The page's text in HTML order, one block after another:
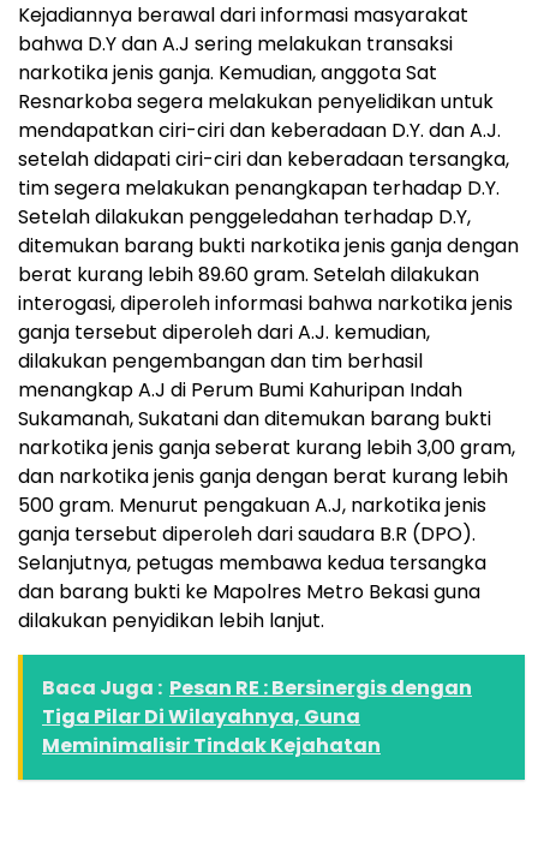
Kejadiannya berawal dari informasi masyarakat
bahwa D.Y dan A.J sering melakukan transaksi
narkotika jenis ganja. Kemudian, anggota Sat
Resnarkoba segera melakukan penyelidikan untuk
mendapatkan ciri-ciri dan keberadaan D.Y. dan A.J.
setelah didapati ciri-ciri dan keberadaan tersangka,
tim segera melakukan penangkapan terhadap D.Y.
Setelah dilakukan penggeledahan terhadap D.Y,
ditemukan barang bukti narkotika jenis ganja dengan
berat kurang lebih 89.60 gram. Setelah dilakukan
interogasi, diperoleh informasi bahwa narkotika jenis
ganja tersebut diperoleh dari A.J. kemudian,
dilakukan pengembangan dan tim berhasil
menangkap A.J di Perum Bumi Kahuripan Indah
Sukamanah, Sukatani dan ditemukan barang bukti
narkotika jenis ganja seberat kurang lebih 3,00 gram,
dan narkotika jenis ganja dengan berat kurang lebih
500 gram. Menurut pengakuan A.J, narkotika jenis
ganja tersebut diperoleh dari saudara B.R (DPO).
Selanjutnya, petugas membawa kedua tersangka
dan barang bukti ke Mapolres Metro Bekasi guna
dilakukan penyidikan lebih lanjut.
Baca Juga : Pesan RE : Bersinergis dengan
Tiga Pilar Di Wilayahnya, Guna
Meminimalisir Tindak Kejahatan